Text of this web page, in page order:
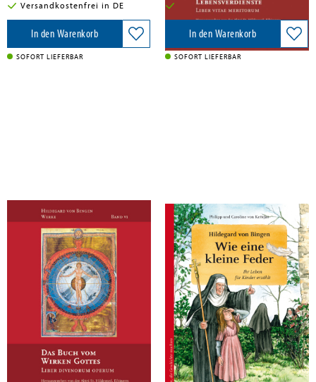
Versandkostenfrei in DE
In den Warenkorb
SOFORT LIEFERBAR
Versandkostenfrei in DE
In den Warenkorb
SOFORT LIEFERBAR
Hildegard von Bingen
Ketteler, Caroline von; Ketteler, Philipp von